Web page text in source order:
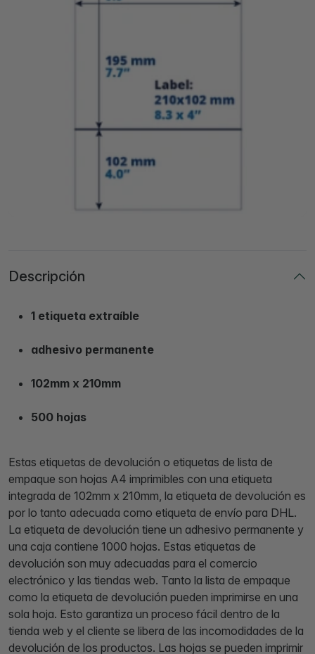
Descripción
1 etiqueta extraíble
adhesivo permanente
102mm x 210mm
500 hojas
Estas etiquetas de devolución o etiquetas de lista de
empaque son hojas A4 imprimibles con una etiqueta
integrada de 102mm x 210mm, la etiqueta de devolución es
por lo tanto adecuada como etiqueta de envío para DHL.
La etiqueta de devolución tiene un adhesivo permanente y
una caja contiene 1000 hojas. Estas etiquetas de
devolución son muy adecuadas para el comercio
electrónico y las tiendas web. Tanto la lista de empaque
como la etiqueta de devolución pueden imprimirse en una
sola hoja. Esto garantiza un proceso fácil dentro de la
tienda web y el cliente se libera de las incomodidades de la
devolución de los productos. Las hojas se pueden imprimir